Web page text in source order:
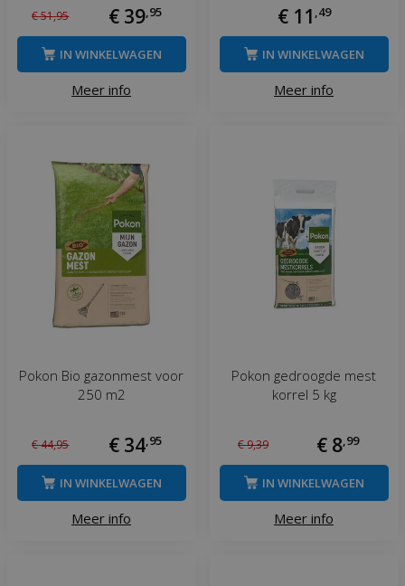
€51,95 € 39, 95
Meer info
IN WINKELWAGEN
€ 11 49
Meer info
IN WINKELWAGEN
Pokon Bio gazonmest voor
250 m2
€44,95 € 34 95
Meer info
IN WINKELWAGEN
Pokon gedroogde mest
korrel 5 kg
€9,39 € 8 99
Meer info
IN WINKELWAGEN